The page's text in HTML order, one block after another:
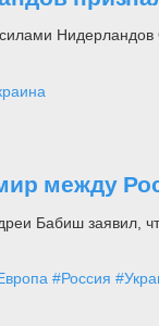
Нидерландов
между
Бабиш заявил,
#Россия